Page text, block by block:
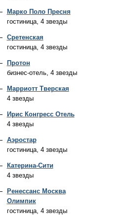
Марко Поло Пресня
гостиница, 4 звезды
Сретенская
гостиница, 4 звезды
Протон
бизнес-отель, 4 звезды
Марриотт Тверская
4 звезды
Ирис Конгресс Отель
4 звезды
Аэростар
гостиница, 4 звезды
Катерина-Сити
4 звезды
Ренессанс Москва
Олимпик
гостиница, 4 звезды